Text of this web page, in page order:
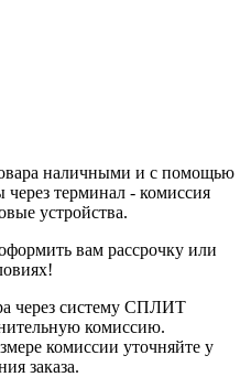
наличными и с помощью
терминал - комиссия
устройства.
вам рассрочку или
через систему СПЛИТ
комиссию.
комиссии уточняйте у
заказа.